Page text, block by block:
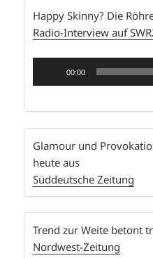
Happy Skinny? Die
Radio-Interview auf
Player
00:00
Glamour und
heute aus
Süddeutsche Zeitung
Trend zur Weite betont
Nordwest-Zeitung